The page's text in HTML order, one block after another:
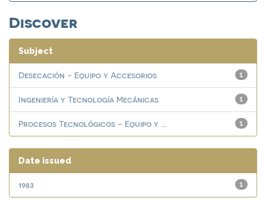
Discover
Subject
1
Desecación - Equipo y Accesorios
1
Ingeniería y Tecnología Mecánicas
1
Procesos Tecnológicos - Equipo y ...
Date issued
1
1983